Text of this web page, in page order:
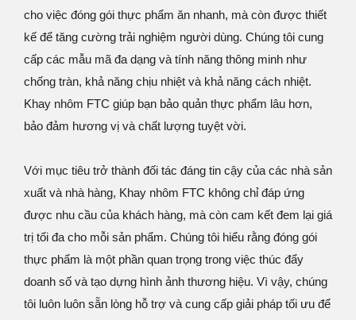
cho việc đóng gói thực phẩm ăn nhanh, mà còn được thiết
kế để tăng cường trải nghiệm người dùng. Chúng tôi cung
cấp các mẫu mã đa dạng và tính năng thông minh như
chống tràn, khả năng chịu nhiệt và khả năng cách nhiệt.
Khay nhôm FTC giúp bạn bảo quản thực phẩm lâu hơn,
bảo đảm hương vị và chất lượng tuyệt vời.
Với mục tiêu trở thành đối tác đáng tin cậy của các nhà sản
xuất và nhà hàng, Khay nhôm FTC không chỉ đáp ứng
được nhu cầu của khách hàng, mà còn cam kết đem lại giá
trị tối đa cho mỗi sản phẩm. Chúng tôi hiểu rằng đóng gói
thực phẩm là một phần quan trọng trong việc thúc đẩy
doanh số và tạo dựng hình ảnh thương hiệu. Vì vậy, chúng
tôi luôn luôn sẵn lòng hỗ trợ và cung cấp giải pháp tối ưu để